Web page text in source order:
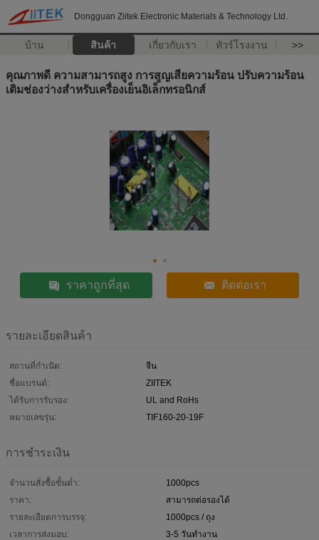
Dongguan Ziitek Electronic Materials & Technology Ltd.
บ้าน สินค้า เกี่ยวกับเรา ทัวร์โรงงาน >>
คุณภาพดี ความสามารถสูง การสูญเสียความร้อน ปรับความร้อน
เติมช่องว่างสําหรับเครื่องเย็นอิเล็กทรอนิกส์
ราคาถูกที่สุด ติดต่อเรา
รายละเอียดสินค้า
สถานที่กำเนิด:
จีน
ชื่อแบรนด์:
ZIITEK
ได้รับการรับรอง:
UL and RoHs
หมายเลขรุ่น:
TIF160-20-19F
การชำระเงิน
จำนวนสั่งซื้อขั้นต่ำ:
1000pcs
ราคา:
สามารถต่อรองได้
รายละเอียดการบรรจุ:
1000pcs / ถุง
เวลาการส่งมอบ:
3-5 วันทำงาน